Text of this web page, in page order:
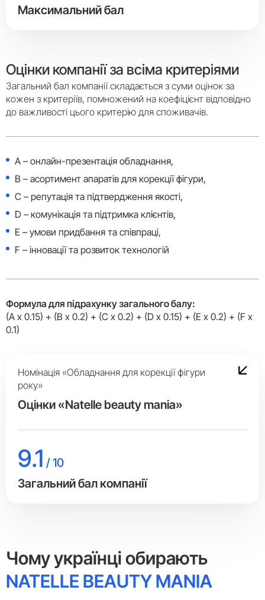
Максимальний бал
Оцінки компанії за всіма критеріями
Загальний бал компанії складається з суми оцінок за
кожен з критеріїв, помножений на коефіцієнт відповідно
до важливості цього критерію для споживачів.
A – онлайн-презентація обладнання,
B – асортимент апаратів для корекції фігури,
C – репутація та підтвердження якості,
D – комунікація та підтримка клієнтів,
E – умови придбання та співпраці,
F – інновації та розвиток технологій
Формула для підрахунку загального балу:
(A x 0.15) + (B x 0.2) + (C x 0.2) + (D x 0.15) + (E x 0.2) + (F x
0.1)
Номінація «Обладнання для корекції фігури
року»
Оцінки «Natelle beauty mania»
9.1 / 10
Загальний бал компанії
Чому українці обирають
NATELLE BEAUTY MANIA